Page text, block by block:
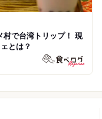
村で台湾トリップ！ 現
とは？